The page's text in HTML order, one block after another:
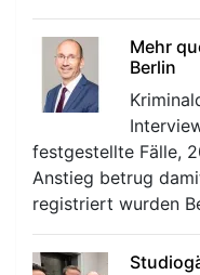
Mehr
Berlin
festgestellte Fälle,
Anstieg betrug
registriert wurden